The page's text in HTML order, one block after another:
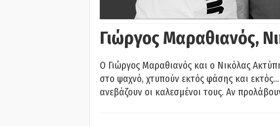
Γιώργος Μαραθιανός,
Ο Γιώργος Μαραθιανός και ο Νικόλας
στο ψαχνό, χτυπούν εκτός φάσης και
ανεβάζουν οι καλεσμένοι τους. Αν